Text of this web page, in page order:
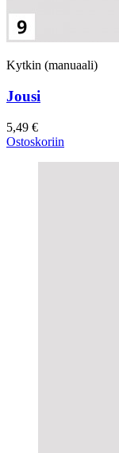
Kytkin (manuaali)
Jousi
5,49 €
Ostoskoriin